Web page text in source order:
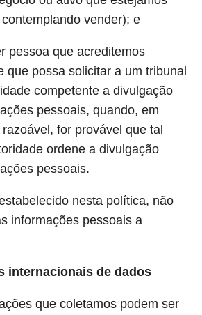
vender); e
que acreditemos
que possa solicitar a um tribunal
competente a divulgação
pessoais, quando, em
for provável que tal
ordene a divulgação
pessoais.
nesta política, não
informações pessoais a
internacionais de dados
que coletamos podem ser